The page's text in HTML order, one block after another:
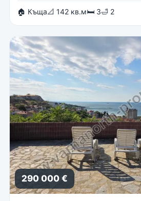
🏠 Къща📐 142 кв.м🛏 3🛁 2
290 000 €